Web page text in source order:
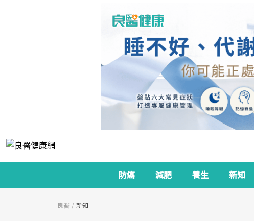
防癌 減肥 養生 新知
良醫 新知